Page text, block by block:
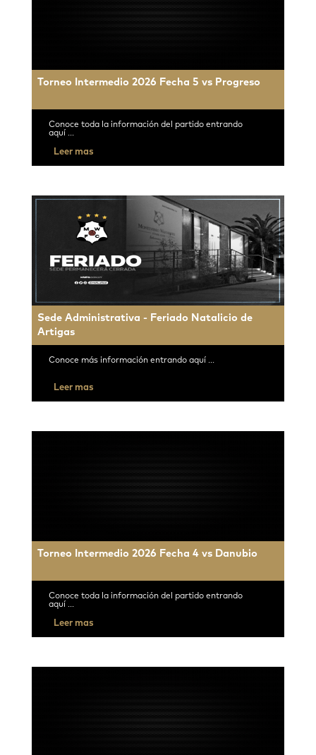
Torneo Intermedio 2026 Fecha 5 vs Progreso
Conoce toda la información del partido entrando
aquí ...
Leer mas
Sede Administrativa - Feriado Natalicio de
Artigas
Conoce más información entrando aquí ...
Leer mas
Torneo Intermedio 2026 Fecha 4 vs Danubio
Conoce toda la información del partido entrando
aquí ...
Leer mas